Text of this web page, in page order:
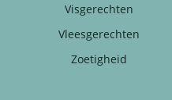
Visgerechten
Vleesgerechten
Zoetigheid